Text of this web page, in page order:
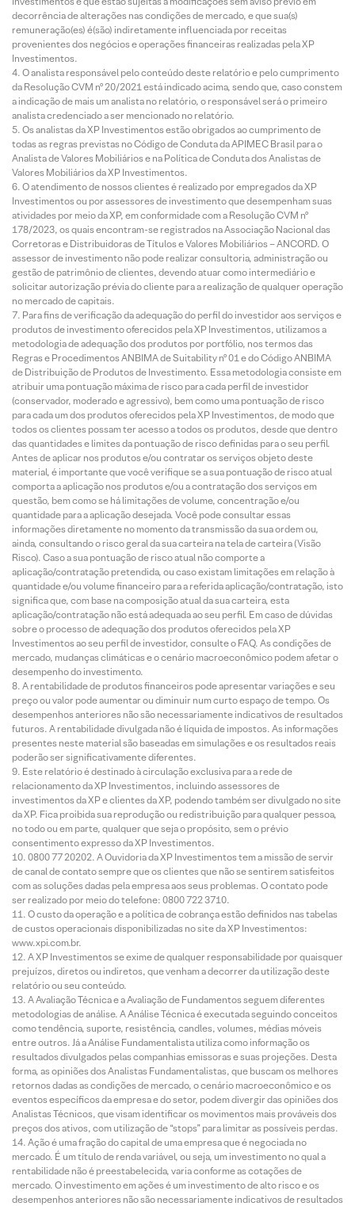
decorrência de alterações nas condições de mercado, e que sua(s)
remuneração(es) é(são) indiretamente influenciada por receitas
provenientes dos negócios e operações financeiras realizadas pela XP
Investimentos.
O analista responsável pelo conteúdo deste relatório e pelo cumprimento
da Resolução CVM nº 20/2021 está indicado acima, sendo que, caso constem
a indicação de mais um analista no relatório, o responsável será o primeiro
analista credenciado a ser mencionado no relatório.
Os analistas da XP Investimentos estão obrigados ao cumprimento de
todas as regras previstas no Código de Conduta da APIMEC Brasil para o
Analista de Valores Mobiliários e na Política de Conduta dos Analistas de
Valores Mobiliários da XP Investimentos.
O atendimento de nossos clientes é realizado por empregados da XP
Investimentos ou por assessores de investimento que desempenham suas
atividades por meio da XP, em conformidade com a Resolução CVM nº
178/2023, os quais encontram-se registrados na Associação Nacional das
Corretoras e Distribuidoras de Títulos e Valores Mobiliários – ANCORD. O
assessor de investimento não pode realizar consultoria, administração ou
gestão de patrimônio de clientes, devendo atuar como intermediário e
solicitar autorização prévia do cliente para a realização de qualquer operação
no mercado de capitais.
Para fins de verificação da adequação do perfil do investidor aos serviços e
produtos de investimento oferecidos pela XP Investimentos, utilizamos a
metodologia de adequação dos produtos por portfólio, nos termos das
Regras e Procedimentos ANBIMA de Suitability nº 01 e do Código ANBIMA
de Distribuição de Produtos de Investimento. Essa metodologia consiste em
atribuir uma pontuação máxima de risco para cada perfil de investidor
(conservador, moderado e agressivo), bem como uma pontuação de risco
para cada um dos produtos oferecidos pela XP Investimentos, de modo que
todos os clientes possam ter acesso a todos os produtos, desde que dentro
das quantidades e limites da pontuação de risco definidas para o seu perfil.
Antes de aplicar nos produtos e/ou contratar os serviços objeto deste
material, é importante que você verifique se a sua pontuação de risco atual
comporta a aplicação nos produtos e/ou a contratação dos serviços em
questão, bem como se há limitações de volume, concentração e/ou
quantidade para a aplicação desejada. Você pode consultar essas
informações diretamente no momento da transmissão da sua ordem ou,
ainda, consultando o risco geral da sua carteira na tela de carteira (Visão
Risco). Caso a sua pontuação de risco atual não comporte a
aplicação/contratação pretendida, ou caso existam limitações em relação à
quantidade e/ou volume financeiro para a referida aplicação/contratação, isto
significa que, com base na composição atual da sua carteira, esta
aplicação/contratação não está adequada ao seu perfil. Em caso de dúvidas
sobre o processo de adequação dos produtos oferecidos pela XP
Investimentos ao seu perfil de investidor, consulte o FAQ. As condições de
mercado, mudanças climáticas e o cenário macroeconômico podem afetar o
desempenho do investimento.
A rentabilidade de produtos financeiros pode apresentar variações e seu
preço ou valor pode aumentar ou diminuir num curto espaço de tempo. Os
desempenhos anteriores não são necessariamente indicativos de resultados
futuros. A rentabilidade divulgada não é líquida de impostos. As informações
presentes neste material são baseadas em simulações e os resultados reais
poderão ser significativamente diferentes.
Este relatório é destinado à circulação exclusiva para a rede de
relacionamento da XP Investimentos, incluindo assessores de
investimentos da XP e clientes da XP, podendo também ser divulgado no site
da XP. Fica proibida sua reprodução ou redistribuição para qualquer pessoa,
no todo ou em parte, qualquer que seja o propósito, sem o prévio
consentimento expresso da XP Investimentos.
0800 77 20202. A Ouvidoria da XP Investimentos tem a missão de servir
de canal de contato sempre que os clientes que não se sentirem satisfeitos
com as soluções dadas pela empresa aos seus problemas. O contato pode
ser realizado por meio do telefone: 0800 722 3710.
O custo da operação e a política de cobrança estão definidos nas tabelas
de custos operacionais disponibilizadas no site da XP Investimentos:
www.xpi.com.br.
A XP Investimentos se exime de qualquer responsabilidade por quaisquer
prejuízos, diretos ou indiretos, que venham a decorrer da utilização deste
relatório ou seu conteúdo.
A Avaliação Técnica e a Avaliação de Fundamentos seguem diferentes
metodologias de análise. A Análise Técnica é executada seguindo conceitos
como tendência, suporte, resistência, candles, volumes, médias móveis
entre outros. Já a Análise Fundamentalista utiliza como informação os
resultados divulgados pelas companhias emissoras e suas projeções. Desta
forma, as opiniões dos Analistas Fundamentalistas, que buscam os melhores
retornos dadas as condições de mercado, o cenário macroeconômico e os
eventos específicos da empresa e do setor, podem divergir das opiniões dos
Analistas Técnicos, que visam identificar os movimentos mais prováveis dos
preços dos ativos, com utilização de “stops” para limitar as possíveis perdas.
Ação é uma fração do capital de uma empresa que é negociada no
mercado. É um título de renda variável, ou seja, um investimento no qual a
rentabilidade não é preestabelecida, varia conforme as cotações de
mercado. O investimento em ações é um investimento de alto risco e os
desempenhos anteriores não são necessariamente indicativos de resultados